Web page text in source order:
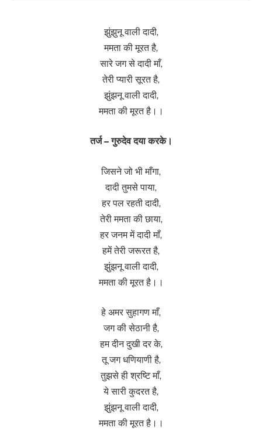
झुंझुनू वाली दादी,
ममता की मूरत है,
सारे जग से दादी माँ,
तेरी प्यारी सूरत है,
झुंझनू वाली दादी,
ममता की मूरत है।।
तर्ज – गुरुदेव दया करके।
जिसने जो भी माँगा,
दादी तुमसे पाया,
हर पल रहती दादी,
तेरी ममता की छाया,
हर जनम में दादी माँ,
हमें तेरी जरूरत है,
झुंझनू वाली दादी,
ममता की मूरत है।।
हे अमर सुहागण माँ,
जग की सेठानी है,
हम दीन दुखी दर के,
तू जग धणियाणी है,
तुझसे ही श्रष्टि माँ,
ये सारी कुदरत है,
झुंझनू वाली दादी,
ममता की मूरत है।।